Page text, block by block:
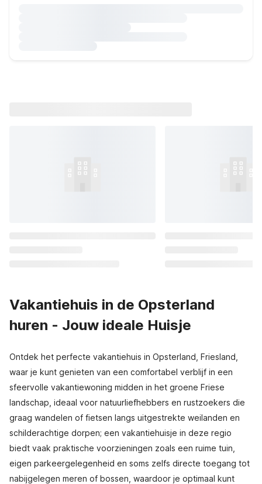
Vakantiehuis in de Opsterland
huren - Jouw ideale Huisje
Ontdek het perfecte vakantiehuis in Opsterland, Friesland,
waar je kunt genieten van een comfortabel verblijf in een
sfeervolle vakantiewoning midden in het groene Friese
landschap, ideaal voor natuurliefhebbers en rustzoekers die
graag wandelen of fietsen langs uitgestrekte weilanden en
schilderachtige dorpen; een vakantiehuisje in deze regio
biedt vaak praktische voorzieningen zoals een ruime tuin,
eigen parkeergelegenheid en soms zelfs directe toegang tot
nabijgelegen meren of bossen, waardoor je optimaal kunt